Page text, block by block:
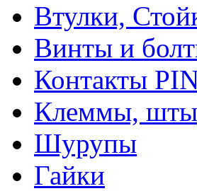
Втулки,
Винты и
Контакты
Клеммы,
Шурупы
Гайки